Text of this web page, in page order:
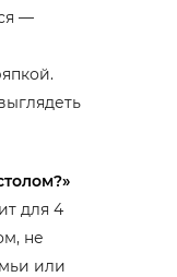
—
для 4
не
или